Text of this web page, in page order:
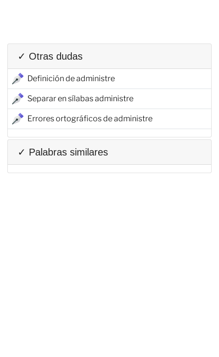
✓ Otras dudas
Definición de administre
Separar en sílabas administre
Errores ortográficos de administre
✓ Palabras similares